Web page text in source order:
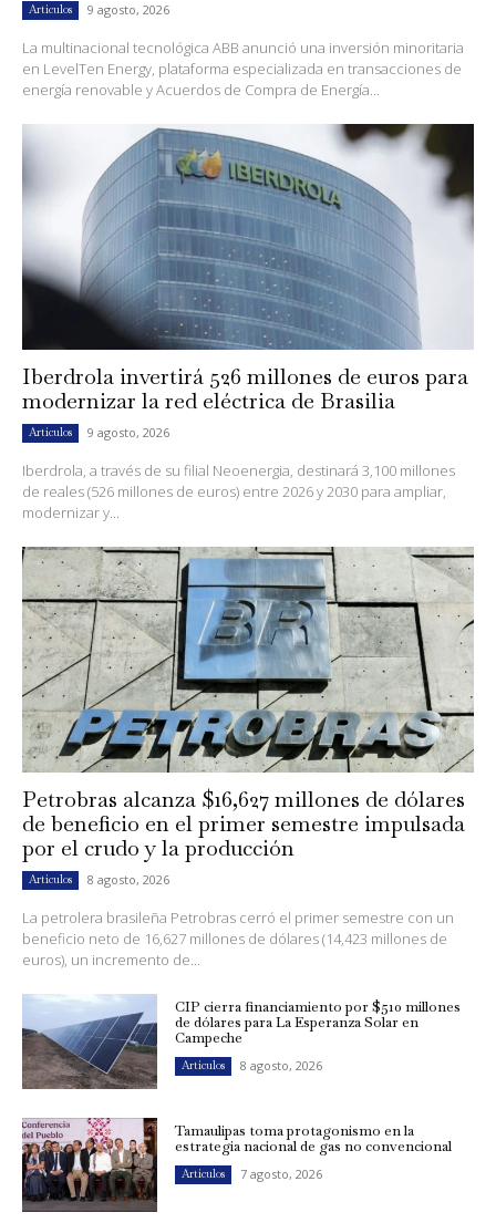
Artículos 9 agosto, 2026
La multinacional tecnológica ABB anunció una inversión minoritaria
en LevelTen Energy, plataforma especializada en transacciones de
energía renovable y Acuerdos de Compra de Energía...
Iberdrola invertirá 526 millones de euros para
modernizar la red eléctrica de Brasilia
Artículos 9 agosto, 2026
Iberdrola, a través de su filial Neoenergia, destinará 3,100 millones
de reales (526 millones de euros) entre 2026 y 2030 para ampliar,
modernizar y...
Petrobras alcanza $16,627 millones de dólares
de beneficio en el primer semestre impulsada
por el crudo y la producción
Artículos 8 agosto, 2026
La petrolera brasileña Petrobras cerró el primer semestre con un
beneficio neto de 16,627 millones de dólares (14,423 millones de
euros), un incremento de...
CIP cierra financiamiento por $510 millones
de dólares para La Esperanza Solar en
Campeche
Artículos 8 agosto, 2026
Tamaulipas toma protagonismo en la
estrategia nacional de gas no convencional
Artículos 7 agosto, 2026